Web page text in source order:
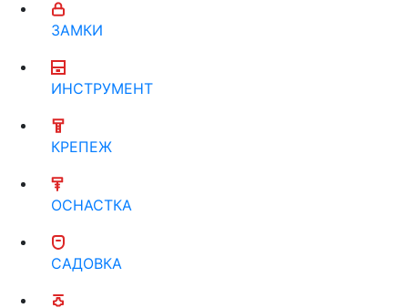
ЗАМКИ
ИНСТРУМЕНТ
КРЕПЕЖ
ОСНАСТКА
САДОВКА